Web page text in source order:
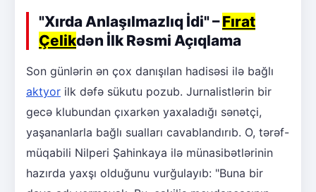
"Xırda Anlaşılmazlıq İdi" –Fırat
Çelikdən İlk Rəsmi Açıqlama
Son günlərin ən çox danışılan hadisəsi ilə bağlı
aktyor ilk dəfə sükutu pozub. Jurnalistlərin bir
gecə klubundan çıxarkən yaxaladığı sənətçi,
yaşananlarla bağlı sualları cavablandırıb. O, tərəf-
müqabili Nilperi Şahinkaya ilə münasibətlərinin
hazırda yaxşı olduğunu vurğulayıb: "Buna bir